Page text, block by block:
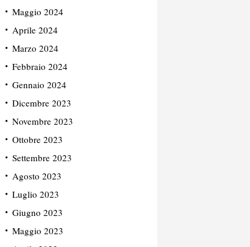
Maggio 2024
Aprile 2024
Marzo 2024
Febbraio 2024
Gennaio 2024
Dicembre 2023
Novembre 2023
Ottobre 2023
Settembre 2023
Agosto 2023
Luglio 2023
Giugno 2023
Maggio 2023